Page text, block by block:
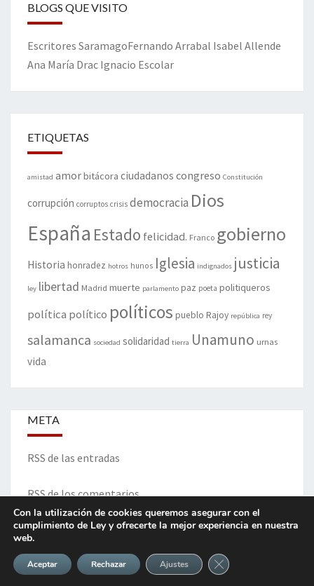
BLOGS QUE VISITO
Escritores SaramagoFernando Arrabal Isabel Allende
Ana María Drac Ignacio Escolar
ETIQUETAS
amistad amorbitácora ciudadanos congreso Constitución
corrupción corruptos crisis democracia Dios
España Estado felicidad. Franco gobierno
Historia honradez hotros hunos Iglesia indignados justicia
ley libertad Madrid muerte parlamento paz poeta politiqueros
política político políticos pueblo Rajoy república rey
salamanca sociedad solidaridad tierra Unamuno urnas
vida
META
RSS de las entradas
RSS de los comentarios
Con la utilización de cookies queremos asegurar con el
cumplimiento de Ley y ofrecerte la mejor experiencia en nuestra
web.
Aceptar Rechazar Ajustes Cerrar el banner de